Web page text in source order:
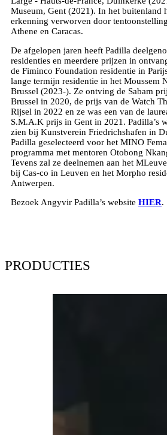
Museum, Gent (2021). In het buitenland
erkenning verworven door
Athene en Caracas.
De afgelopen jaren heeft Padilla
residenties en meerdere prijzen in
de Fiminco Foundation residentie in
lange termijn residentie in het Moussem
Brussel (2023-). Ze ontving de Sabam
Brussel in 2020, de prijs van de Watch
Rijsel in 2022 en ze was een van de
S.M.A.K prijs in Gent in 2021. Padilla’s
zien bij Kunstverein Friedrichshafen in
Padilla geselecteerd voor het MINO
programma met mentoren Otobong
Tevens zal ze deelnemen aan het
bij Cas-co in Leuven en het Morpho
Antwerpen.
Bezoek Angyvir Padilla’s website HIER.
PRODUCTIES